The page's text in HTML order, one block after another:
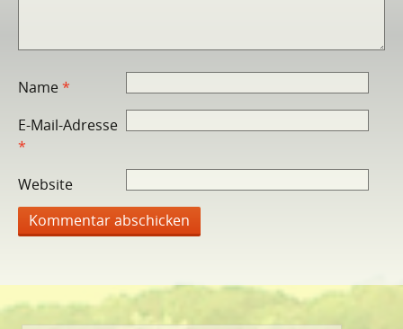
Name*
E-Mail-Adresse
*
Website